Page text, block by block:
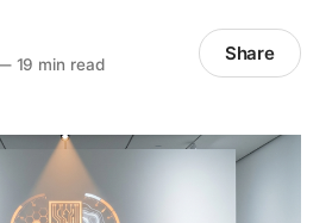
19 min read Share